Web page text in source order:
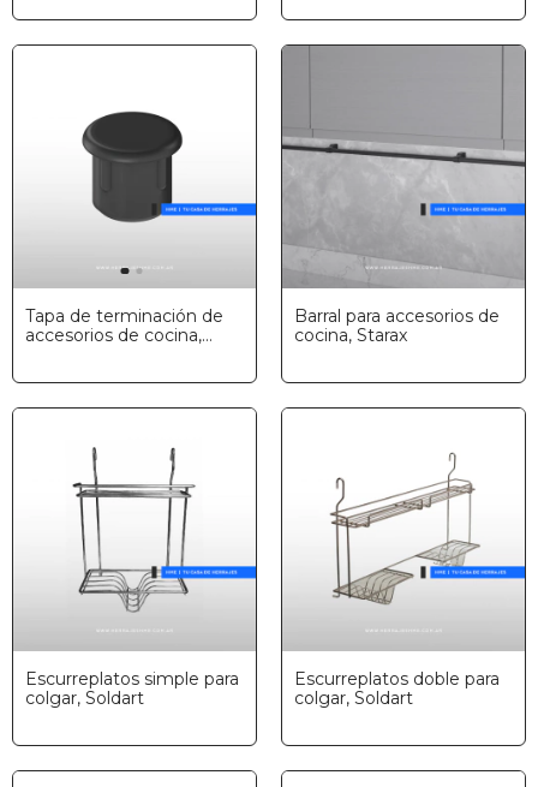
Tapa de terminación de
accesorios de cocina,
Barral para accesorios de
cocina, Starax
Escurreplatos simple para
colgar, Soldart
Escurreplatos doble para
colgar, Soldart